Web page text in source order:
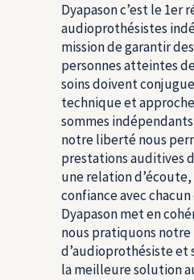
Dyapason c’est le 1er
audioprothésistes
mission de garantir
personnes atteintes
soins doivent
technique et
sommes
notre liberté nous
prestations auditives
une relation
confiance avec
Dyapason met en
nous pratiquons
d’audioprothésiste et
la meilleure solution